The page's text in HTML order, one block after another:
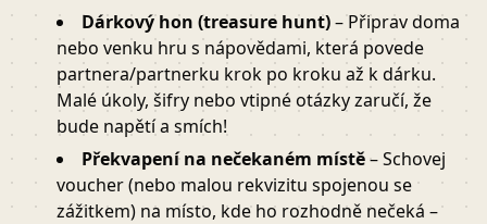
Dárkový hon (treasure hunt)– Připrav doma
nebo venku hru s nápovědami, která povede
partnera/partnerku krok po kroku až k dárku.
Malé úkoly, šifry nebo vtipné otázky zaručí, že
bude napětí a smích!
Překvapení na nečekaném místě– Schovej
voucher (nebo malou rekvizitu spojenou se
zážitkem) na místo, kde ho rozhodně nečeká –